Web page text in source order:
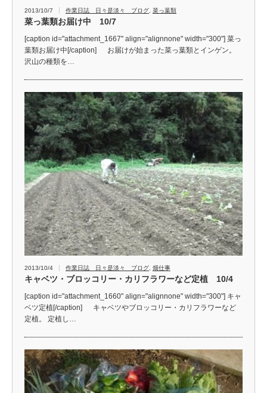
2013/10/7 作業日誌 日々是淡々 ブログ 菜っ葉類
菜っ葉類お届け中 10/7
[caption id="attachment_1667" align="alignnone" width="300"] 菜っ
葉類お届け中[/caption] お届けが始まった菜っ葉類とインゲン。
沢山の種類を…
2013/10/4 作業日誌 日々是淡々 ブログ, 畑仕事
キャベツ・ブロッコリー・カリフラワーなど定植 10/4
[caption id="attachment_1660" align="alignnone" width="300"] キャ
ベツ定植[/caption] キャベツやブロッコリー・カリフラワーなど
定植。 定植し…